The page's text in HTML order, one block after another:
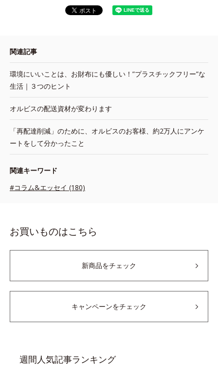
関連記事
環境にいいことは、お財布にも優しい！”プラスチックフリー”な
生活｜３つのヒント
オルビスの配送資材が変わります
「再配達削減」のために、オルビスのお客様、約2万人にアンケ
ートをして分かったこと
関連キーワード
#コラム&エッセイ (180)
お買いものはこちら
新商品をチェック
キャンペーンをチェック
週間人気記事ランキング